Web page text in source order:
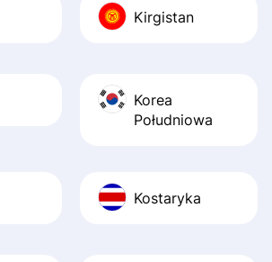
Kirgistan
Korea
Południowa
Kostaryka